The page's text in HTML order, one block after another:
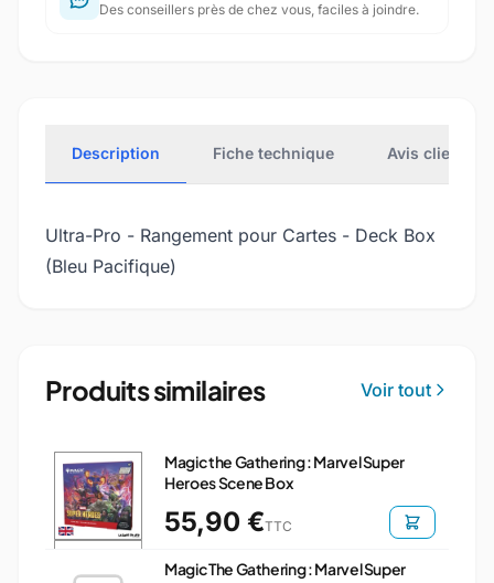
Des conseillers près de chez vous, faciles à joindre.
Description Fiche technique Avis clients
Ultra-Pro - Rangement pour Cartes - Deck Box
(Bleu Pacifique)
Produits similaires Voir tout
Magic the Gathering : Marvel Super
Heroes Scene Box
55,90 €TTC
Magic The Gathering : Marvel Super